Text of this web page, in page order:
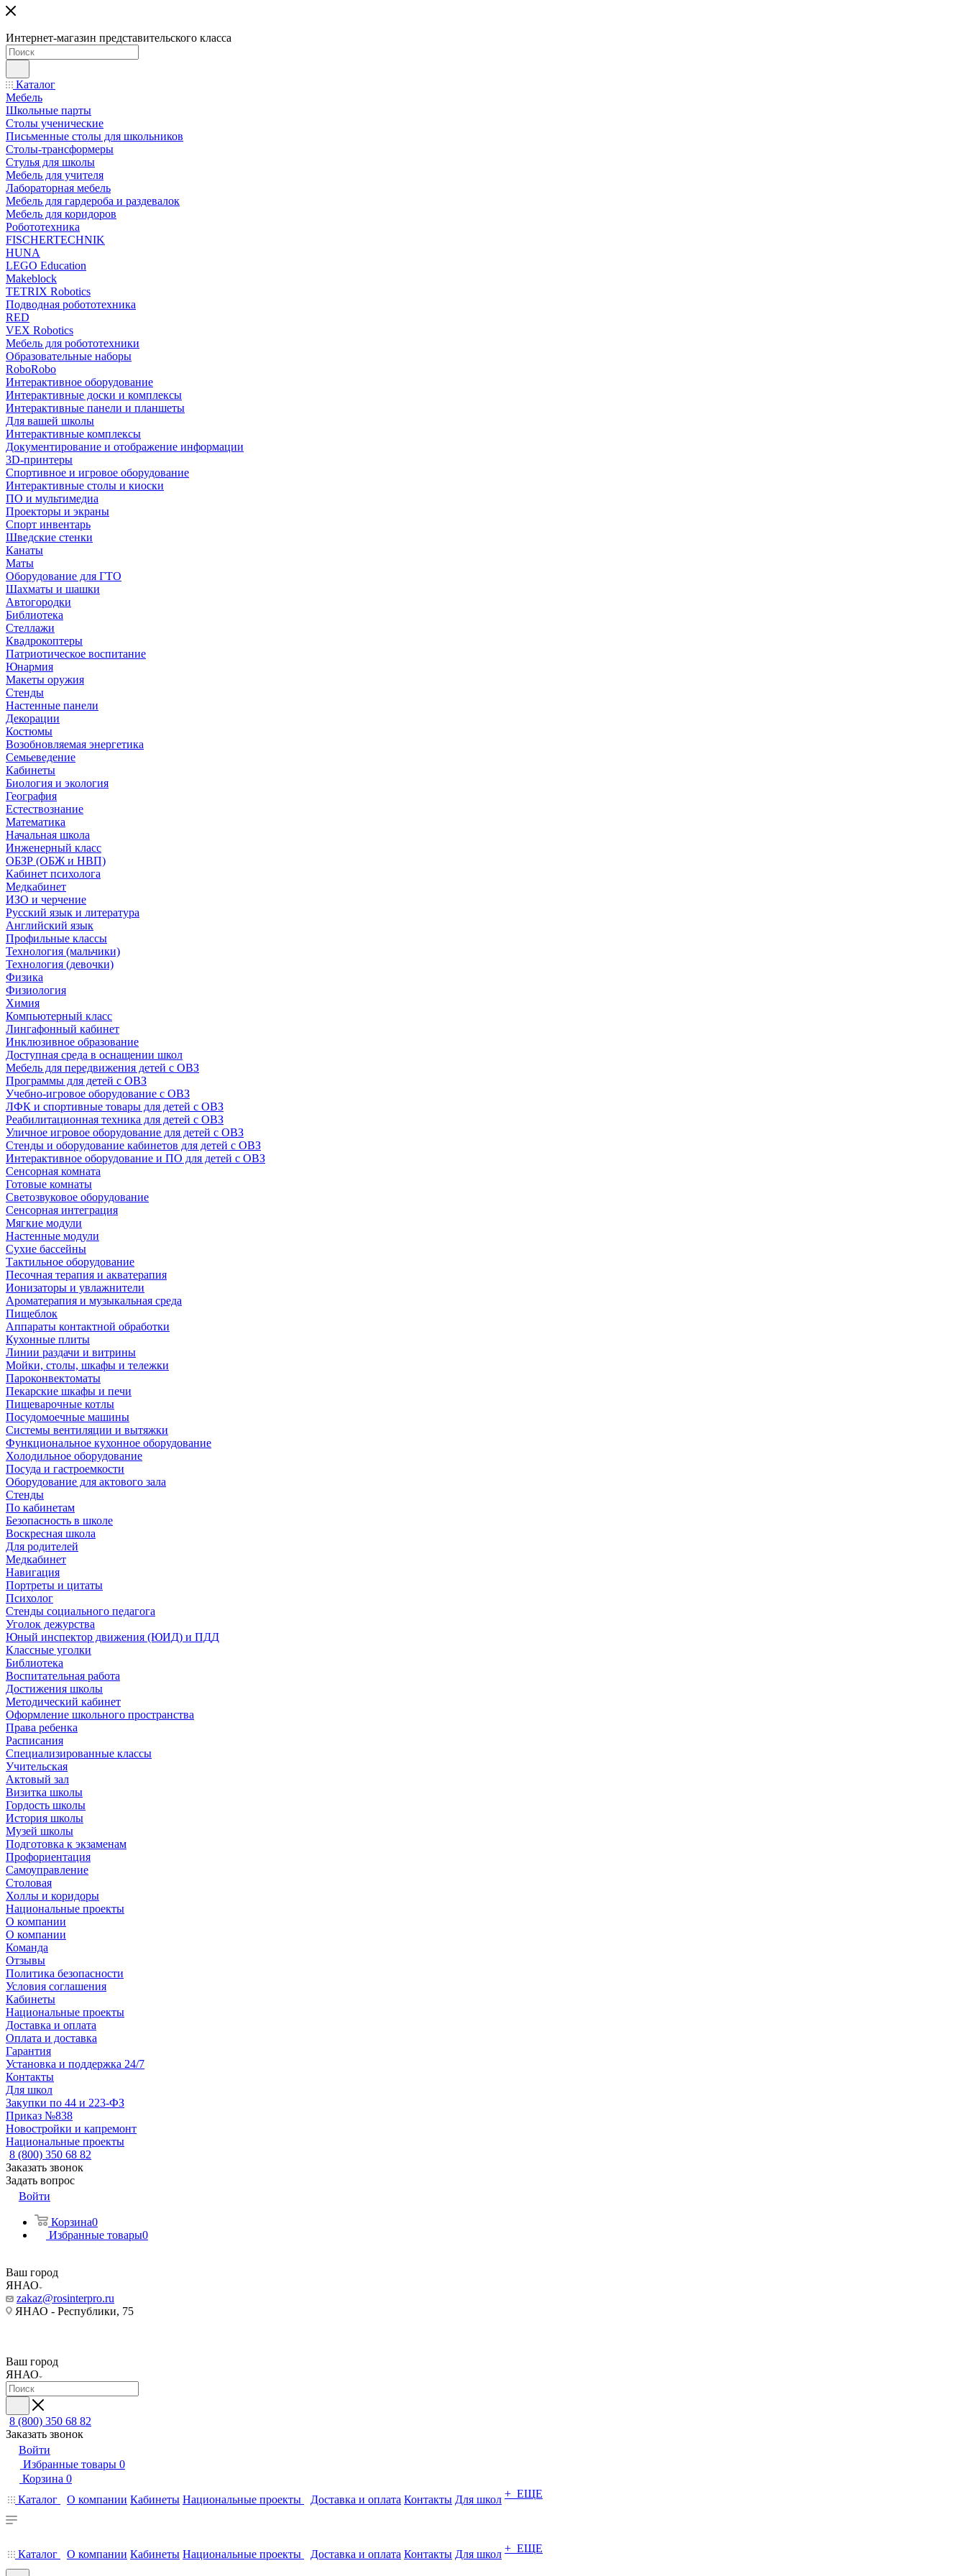
Интернет-магазин представительского класса
Каталог
Мебель
Школьные парты
Столы ученические
Письменные столы для школьников
Столы-трансформеры
Стулья для школы
Мебель для учителя
Лабораторная мебель
Мебель для гардероба и раздевалок
Мебель для коридоров
Робототехника
FISCHERTECHNIK
HUNA
LEGO Education
Makeblock
TETRIX Robotics
Подводная робототехника
RED
VEX Robotics
Мебель для робототехники
Образовательные наборы
RoboRobo
Интерактивное оборудование
Интерактивные доски и комплексы
Интерактивные панели и планшеты
Для вашей школы
Интерактивные комплексы
Документирование и отображение информации
3D-принтеры
Спортивное и игровое оборудование
Интерактивные столы и киоски
ПО и мультимедиа
Проекторы и экраны
Спорт инвентарь
Шведские стенки
Канаты
Маты
Оборудование для ГТО
Шахматы и шашки
Автогородки
Библиотека
Стеллажи
Квадрокоптеры
Патриотическое воспитание
Юнармия
Макеты оружия
Стенды
Настенные панели
Декорации
Костюмы
Возобновляемая энергетика
Семьеведение
Кабинеты
Биология и экология
География
Естествознание
Математика
Начальная школа
Инженерный класс
ОБЗР (ОБЖ и НВП)
Кабинет психолога
Медкабинет
ИЗО и черчение
Русский язык и литература
Английский язык
Профильные классы
Технология (мальчики)
Технология (девочки)
Физика
Физиология
Химия
Компьютерный класс
Лингафонный кабинет
Инклюзивное образование
Доступная среда в оснащении школ
Мебель для передвижения детей с ОВЗ
Программы для детей с ОВЗ
Учебно-игровое оборудование с ОВЗ
ЛФК и спортивные товары для детей с ОВЗ
Реабилитационная техника для детей с ОВЗ
Уличное игровое оборудование для детей с ОВЗ
Стенды и оборудование кабинетов для детей с ОВЗ
Интерактивное оборудование и ПО для детей с ОВЗ
Сенсорная комната
Готовые комнаты
Светозвуковое оборудование
Сенсорная интеграция
Мягкие модули
Настенные модули
Сухие бассейны
Тактильное оборудование
Песочная терапия и акватерапия
Ионизаторы и увлажнители
Ароматерапия и музыкальная среда
Пищеблок
Аппараты контактной обработки
Кухонные плиты
Линии раздачи и витрины
Мойки, столы, шкафы и тележки
Пароконвектоматы
Пекарские шкафы и печи
Пищеварочные котлы
Посудомоечные машины
Системы вентиляции и вытяжки
Функциональное кухонное оборудование
Холодильное оборудование
Посуда и гастроемкости
Оборудование для актового зала
Стенды
По кабинетам
Безопасность в школе
Воскресная школа
Для родителей
Медкабинет
Навигация
Портреты и цитаты
Психолог
Стенды социального педагога
Уголок дежурства
Юный инспектор движения (ЮИД) и ПДД
Классные уголки
Библиотека
Воспитательная работа
Достижения школы
Методический кабинет
Оформление школьного пространства
Права ребенка
Расписания
Специализированные классы
Учительская
Актовый зал
Визитка школы
Гордость школы
История школы
Музей школы
Подготовка к экзаменам
Профориентация
Самоуправление
Столовая
Холлы и коридоры
Национальные проекты
О компании
О компании
Команда
Отзывы
Политика безопасности
Условия соглашения
Кабинеты
Национальные проекты
Доставка и оплата
Оплата и доставка
Гарантия
Установка и поддержка 24/7
Контакты
Для школ
Закупки по 44 и 223-ФЗ
Приказ №838
Новостройки и капремонт
Национальные проекты
8 (800) 350 68 82
Заказать звонок
Задать вопрос
Войти
Корзина0
Избранные товары0
Ваш город
ЯНАО
zakaz@rosinterpro.ru
ЯНАО - Республики, 75
Ваш город
ЯНАО
8 (800) 350 68 82
Заказать звонок
Войти
Избранные товары 0
Корзина 0
Каталог
О компании Кабинеты Национальные проекты Доставка и оплата Контакты Для школ + ЕЩЕ
Каталог О компании Кабинеты Национальные проекты Доставка и оплата Контакты Для школ + ЕЩЕ